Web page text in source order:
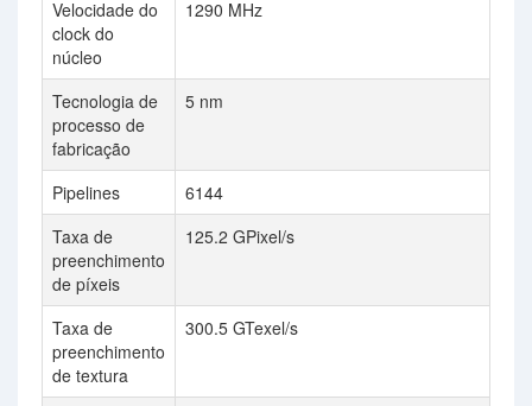
Velocidade do
clock do
núcleo
1290 MHz
Tecnologia de
processo de
fabricação
5 nm
Pipelines 6144
Taxa de
preenchimento
de píxeis
125.2 GPixel/s
Taxa de
preenchimento
de textura
300.5 GTexel/s